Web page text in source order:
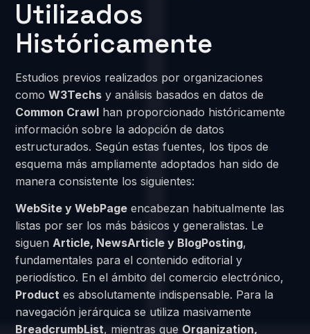
Utilizados
Históricamente
Estudios previos realizados por organizaciones
comoW3Techs y análisis basados en datos de
Common Crawl han proporcionado históricamente
información sobre la adopción de datos
estructurados. Según estas fuentes, los tipos de
esquema más ampliamente adoptados han sido de
manera consistente los siguientes:
WebSite y WebPage encabezan habitualmente las
listas por ser los más básicos y generalistas. Le
siguenArticle, NewsArticle y BlogPosting,
fundamentales para el contenido editorial y
periodístico. En el ámbito del comercio electrónico,
Product es absolutamente indispensable. Para la
navegación jerárquica se utiliza masivamente
BreadcrumbList, mientras que Organization,